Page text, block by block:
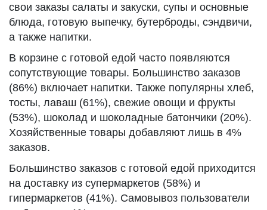
свои заказы салаты и закуски, супы и основные
блюда, готовую выпечку, бутерброды, сэндвичи,
а также напитки.
В корзине с готовой едой часто появляются
сопутствующие товары. Большинство заказов
(86%) включает напитки. Также популярны хлеб,
тосты, лаваш (61%), свежие овощи и фрукты
(53%), шоколад и шоколадные батончики (20%).
Хозяйственные товары добавляют лишь в 4%
заказов.
Большинство заказов с готовой едой приходится
на доставку из супермаркетов (58%) и
гипермаркетов (41%). Самовывоз пользователи